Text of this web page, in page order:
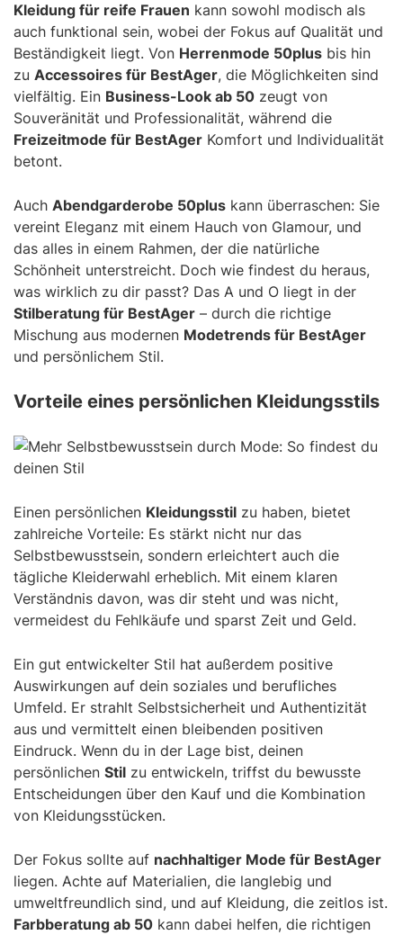
Kleidung für reife Frauen kann sowohl modisch als
auch funktional sein, wobei der Fokus auf Qualität und
Beständigkeit liegt. Von Herrenmode 50plus bis hin
zu Accessoires für BestAger, die Möglichkeiten sind
vielfältig. Ein Business-Look ab 50 zeugt von
Souveränität und Professionalität, während die
Freizeitmode für BestAger Komfort und Individualität
betont.
Auch Abendgarderobe 50plus kann überraschen: Sie
vereint Eleganz mit einem Hauch von Glamour, und
das alles in einem Rahmen, der die natürliche
Schönheit unterstreicht. Doch wie findest du heraus,
was wirklich zu dir passt? Das A und O liegt in der
Stilberatung für BestAger – durch die richtige
Mischung aus modernen Modetrends für BestAger
und persönlichem Stil.
Vorteile eines persönlichen Kleidungsstils
Einen persönlichen Kleidungsstil zu haben, bietet
zahlreiche Vorteile: Es stärkt nicht nur das
Selbstbewusstsein, sondern erleichtert auch die
tägliche Kleiderwahl erheblich. Mit einem klaren
Verständnis davon, was dir steht und was nicht,
vermeidest du Fehlkäufe und sparst Zeit und Geld.
Ein gut entwickelter Stil hat außerdem positive
Auswirkungen auf dein soziales und berufliches
Umfeld. Er strahlt Selbstsicherheit und Authentizität
aus und vermittelt einen bleibenden positiven
Eindruck. Wenn du in der Lage bist, deinen
persönlichen Stil zu entwickeln, triffst du bewusste
Entscheidungen über den Kauf und die Kombination
von Kleidungsstücken.
Der Fokus sollte auf nachhaltiger Mode für BestAger
liegen. Achte auf Materialien, die langlebig und
umweltfreundlich sind, und auf Kleidung, die zeitlos ist.
Farbberatung ab 50 kann dabei helfen, die richtigen